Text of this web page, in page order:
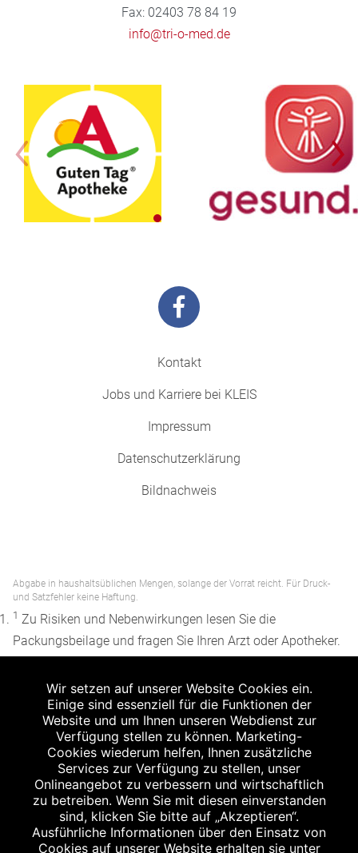
Fax: 02403 78 84 19
info@tri-o-med.de
Kontakt
Jobs und Karriere bei KLEIS
Impressum
Datenschutzerklärung
Bildnachweis
Abgabe in haushaltsüblichen Mengen, solange der Vorrat reicht. Für Druck-
und Satzfehler keine Haftung.
1 Zu Risiken und Nebenwirkungen lesen Sie die
Packungsbeilage und fragen Sie Ihren Arzt oder Apotheker.
Apothekenerstattungspreis (AEP). Der AEP ist keine
unverbindliche Preisempfehlung der Hersteller. Der AEP ist
ein von den Apotheken in Ansatz gebrachter Preis für
rezeptfreie Arzneimittel. Er entspricht in der Höhe dem für
Apotheken verbindlichen Abgabepreis, zu dem eine
Apotheke in bestimmten Fällen (z.B. bei Kindern unter 12
Jahren) das Produkt mit der gesetzlichen
Krankenversicherung abrechnet. Der AEP ist der allgemeine
Wir setzen auf unserer Website Cookies ein.
Einige sind essenziell für die Funktionen der
Website und um Ihnen unseren Webdienst zur
Verfügung stellen zu können. Marketing-
Cookies wiederum helfen, Ihnen zusätzliche
Services zur Verfügung zu stellen, unser
Onlineangebot zu verbessern und wirtschaftlich
zu betreiben. Wenn Sie mit diesen einverstanden
sind, klicken Sie bitte auf „Akzeptieren“.
Ausführliche Informationen über den Einsatz von
Cookies auf unserer Website erhalten sie unter